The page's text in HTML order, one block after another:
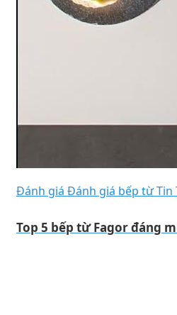
Đánh giá Đánh giá bếp từTin
Top 5 bếp từ Fagor đáng